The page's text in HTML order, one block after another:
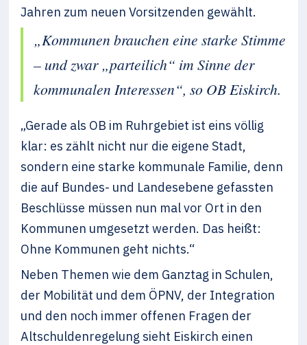
Jahren zum neuen Vorsitzenden gewählt.
„Kommunen brauchen eine starke Stimme
– und zwar „parteilich“ im Sinne der
kommunalen Interessen“, so OB Eiskirch.
„Gerade als OB im Ruhrgebiet ist eins völlig
klar: es zählt nicht nur die eigene Stadt,
sondern eine starke kommunale Familie, denn
die auf Bundes- und Landesebene gefassten
Beschlüsse müssen nun mal vor Ort in den
Kommunen umgesetzt werden. Das heißt:
Ohne Kommunen geht nichts.“
Neben Themen wie dem Ganztag in Schulen,
der Mobilität und dem ÖPNV, der Integration
und den noch immer offenen Fragen der
Altschuldenregelung sieht Eiskirch einen